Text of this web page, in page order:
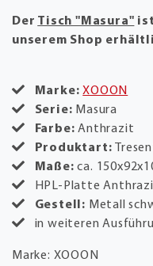
Der Tisch "Masura"
unserem Shop
Marke: XOOON
Serie: Masura
Farbe: Anthrazit
Produktart:
Maße:ca.
HPL-Platte
Gestell: Metall
in weiteren
Marke: XOOON